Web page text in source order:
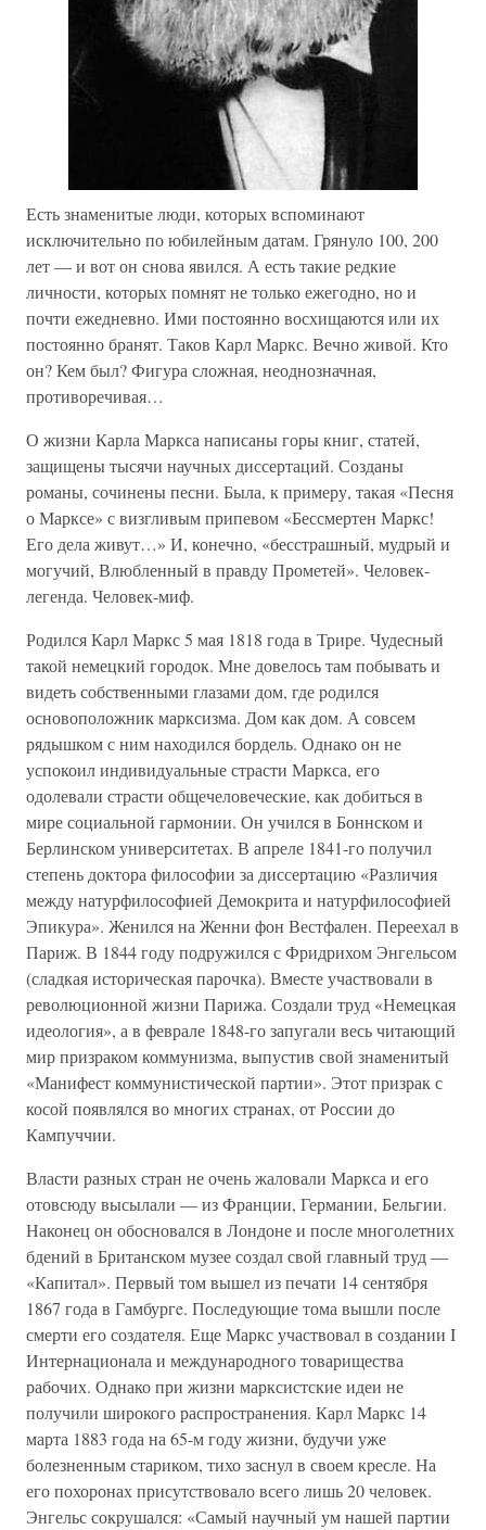
Есть знаменитые люди, которых вспоминают
исключительно по юбилейным датам. Грянуло 100, 200
лет — и вот он снова явился. А есть такие редкие
личности, которых помнят не только ежегодно, но и
почти ежедневно. Ими постоянно восхищаются или их
постоянно бранят. Таков Карл Маркс. Вечно живой. Кто
он? Кем был? Фигура сложная, неоднозначная,
противоречивая…
О жизни Карла Маркса написаны горы книг, статей,
защищены тысячи научных диссертаций. Созданы
романы, сочинены песни. Была, к примеру, такая «Песня
о Марксе» с визгливым припевом «Бессмертен Маркс!
Его дела живут…» И, конечно, «бесстрашный, мудрый и
могучий, Влюбленный в правду Прометей». Человек-
легенда. Человек-миф.
Родился Карл Маркс 5 мая 1818 года в Трире. Чудесный
такой немецкий городок. Мне довелось там побывать и
видеть собственными глазами дом, где родился
основоположник марксизма. Дом как дом. А совсем
рядышком с ним находился бордель. Однако он не
успокоил индивидуальные страсти Маркса, его
одолевали страсти общечеловеческие, как добиться в
мире социальной гармонии. Он учился в Боннском и
Берлинском университетах. В апреле 1841-го получил
степень доктора философии за диссертацию «Различия
между натурфилософией Демокрита и натурфилософией
Эпикура». Женился на Женни фон Вестфален. Переехал в
Париж. В 1844 году подружился с Фридрихом Энгельсом
(сладкая историческая парочка). Вместе участвовали в
революционной жизни Парижа. Создали труд «Немецкая
идеология», а в феврале 1848-го запугали весь читающий
мир призраком коммунизма, выпустив свой знаменитый
«Манифест коммунистической партии». Этот призрак с
косой появлялся во многих странах, от России до
Кампуччии.
Власти разных стран не очень жаловали Маркса и его
отовсюду высылали — из Франции, Германии, Бельгии.
Наконец он обосновался в Лондоне и после многолетних
бдений в Британском музее создал свой главный труд —
«Капитал». Первый том вышел из печати 14 сентября
1867 года в Гамбургe. Последующие тома вышли после
смерти его создателя. Еще Маркс участвовал в создании I
Интернационала и международного товарищества
рабочих. Однако при жизни марксистские идеи не
получили широкого распространения. Карл Маркс 14
марта 1883 года на 65-м году жизни, будучи уже
болезненным стариком, тихо заснул в своем кресле. На
его похоронах присутствовало всего лишь 20 человек.
Энгельс сокрушался: «Самый научный ум нашей партии